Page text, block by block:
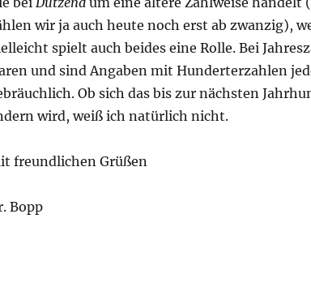
wir ja auch heute noch erst ab zwanzig),
spielt auch beides eine Rolle. Bei
und sind Angaben mit Hunderterzahlen
Ob sich das bis zur nächsten
wird, weiß ich natürlich nicht.
freundlichen Grüßen
Bopp